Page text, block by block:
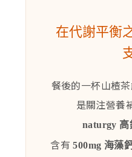
在代謝平衡
餐後的一杯山楂
是關注營養
naturgy 高
含有500mg 海藻